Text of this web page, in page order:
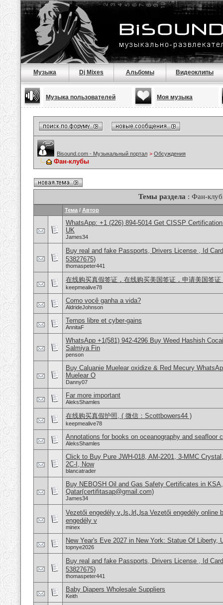
Музыка Dj Mixes Альбомы Видеоклипы
Музыка пользователей Моя музыка
Bisound.com - Музыкальный портал > Обсуждения
Фан-клубы
Темы раздела : Фан-
Тема / Автор
WhatsApp: +1 (226) 894-5014​ Get CISSP
UK
James34
Buy real and fake Passports, Drivers License , Id
53827675)
thomaspeter441
在线购买真假签证，在线购买美国签证，申请美国签
keepmealive78
Como você ganha a vida?
AldrideJohnson
Temps libre et cyber-gains
AnnitaF
WhatsApp +1(581) 942-4296 Buy Weed Hashish
Salmiya Fin
penson
Buy Caluanie Muelear oxidize & Red Mecury
Muelear O
Danny07
Far more important
AleksShamles
在线购买真假护照, ( 微信：Scottbowers44 )
keepmealive78
Annotations for books on oceanography and seafloor
AleksShamles
Click to Buy Pure JWH-018, AM-2201, 3-MMC
2C-I, Now
blancatrader
Buy NEBOSH Oil and Gas Safety Certificates in
Qatar(certifitasap@gmail.com)
James34
Vezetői engedély vلsلrlلsa Vezetői engedély online beszerzése Hajَvezetői
engedély v
minex
New Year's Eve 2027 in New York: Statue Of Liberty,
topnye2026
Buy real and fake Passports, Drivers License , Id
53827675)
thomaspeter441
Baby Diapers Wholesale Suppliers
Keith